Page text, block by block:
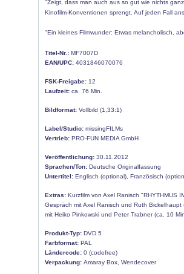
"Zeigt, dass man auch aus so gut wie nichts
Kinofilm-Konventionen sprengt. Auf jeden Fall
"Ein kleines Filmwunder: Etwas melancholisch,
Titel-Nr.: MF7007D
EAN/UPC: 4031846070076
FSK-Freigabe: 12
Laufzeit: ca. 76 Min.
Bildformat: Vollbild (1,33:1)
Label/Studio: missingFILMs
Vertrieb: PRO-FUN MEDIA GmbH
Veröffentlichung: 30.11.2012
Sprachen/Ton: Deutsche Originalfassung
Untertitel: Englisch (optional), Französisch
Extras: Kurzfilm von Axel Ranisch "RHYTHMUS
Gespräch mit Axel Ranisch und Ruth
mit Heiko Pinkowski und Peter Trabner (ca. 10
Produkt-Typ: DVD 5
Farbformat: PAL
Ländercode: 0 (codefree)
Verpackung: Amaray Box, Wendecover